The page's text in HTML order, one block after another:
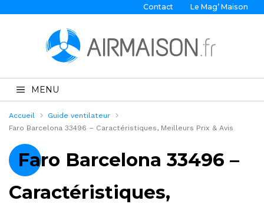
Contact Le Mag’ Maison
MENU
Accueil
Guide ventilateur
Faro Barcelona 33496 – Caractéristiques, Meilleurs Prix & Avis
Faro Barcelona 33496 –
Caractéristiques,